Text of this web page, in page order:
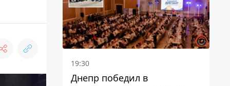
19:30
Днепр победил в